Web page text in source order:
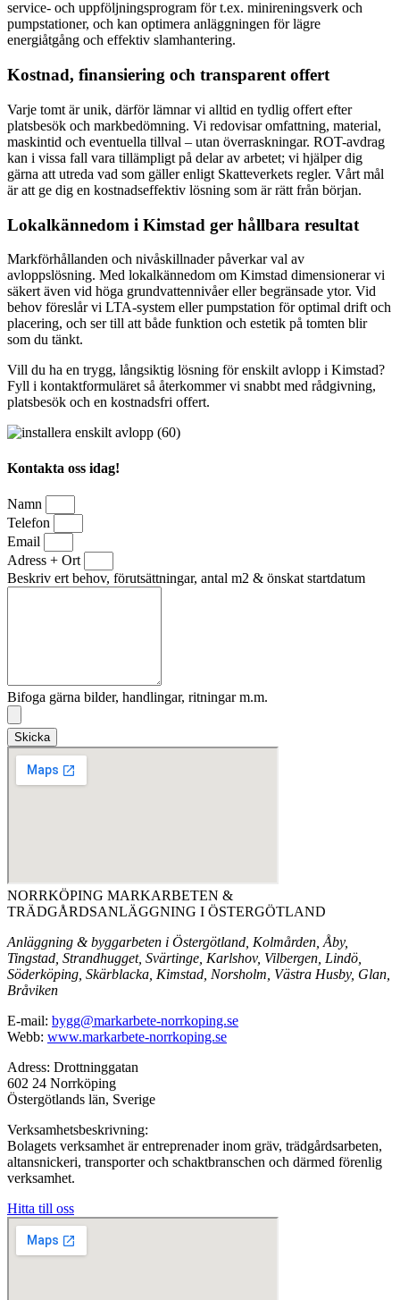
service- och uppföljningsprogram för t.ex. minireningsverk och
pumpstationer, och kan optimera anläggningen för lägre
energiåtgång och effektiv slamhantering.
Kostnad, finansiering och transparent offert
Varje tomt är unik, därför lämnar vi alltid en tydlig offert efter
platsbesök och markbedömning. Vi redovisar omfattning, material,
maskintid och eventuella tillval – utan överraskningar. ROT-avdrag
kan i vissa fall vara tillämpligt på delar av arbetet; vi hjälper dig
gärna att utreda vad som gäller enligt Skatteverkets regler. Vårt mål
är att ge dig en kostnadseffektiv lösning som är rätt från början.
Lokalkännedom i Kimstad ger hållbara resultat
Markförhållanden och nivåskillnader påverkar val av
avloppslösning. Med lokalkännedom om Kimstad dimensionerar vi
säkert även vid höga grundvattennivåer eller begränsade ytor. Vid
behov föreslår vi LTA-system eller pumpstation för optimal drift och
placering, och ser till att både funktion och estetik på tomten blir
som du tänkt.
Vill du ha en trygg, långsiktig lösning för enskilt avlopp i Kimstad?
Fyll i kontaktformuläret så återkommer vi snabbt med rådgivning,
platsbesök och en kostnadsfri offert.
Kontakta oss idag!
Namn
Telefon
Email
Adress + Ort
Beskriv ert behov, förutsättningar, antal m2 & önskat startdatum
Bifoga gärna bilder, handlingar, ritningar m.m.
Skicka
NORRKÖPING MARKARBETEN &
TRÄDGÅRDSANLÄGGNING I ÖSTERGÖTLAND
Anläggning & byggarbeten i Östergötland, Kolmården, Åby,
Tingstad, Strandhugget, Svärtinge, Karlshov, Vilbergen, Lindö,
Söderköping, Skärblacka, Kimstad, Norsholm, Västra Husby, Glan,
Bråviken
E-mail: bygg@markarbete-norrkoping.se
Webb: www.markarbete-norrkoping.se
Adress: Drottninggatan
602 24 Norrköping
Östergötlands län, Sverige
Verksamhetsbeskrivning:
Bolagets verksamhet är entreprenader inom gräv, trädgårdsarbeten,
altansnickeri, transporter och schaktbranschen och därmed förenlig
verksamhet.
Hitta till oss